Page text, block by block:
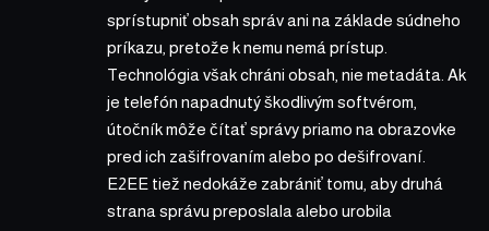
sprístupniť obsah správ ani na základe súdneho
príkazu, pretože k nemu nemá prístup.
Technológia však chráni obsah, nie metadáta. Ak
je telefón napadnutý škodlivým softvérom,
útočník môže čítať správy priamo na obrazovke
pred ich zašifrovaním alebo po dešifrovaní.
E2EE tiež nedokáže zabrániť tomu, aby druhá
strana správu preposlala alebo urobila